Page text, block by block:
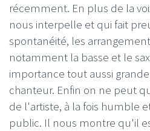
récemment. En plus de la
nous interpelle et qui fait
spontanéité, les
notamment la basse et le
importance tout aussi
chanteur. Enfin on ne peut
de l'artiste, à la fois humble
public. Il nous montre qu'il